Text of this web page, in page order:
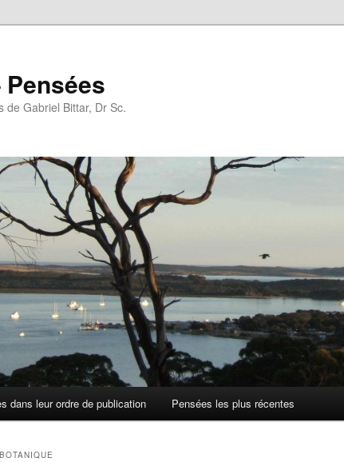
de Gabriel Bittar, Dr Sc.
dans leur ordre de publication Pensées les plus récentes